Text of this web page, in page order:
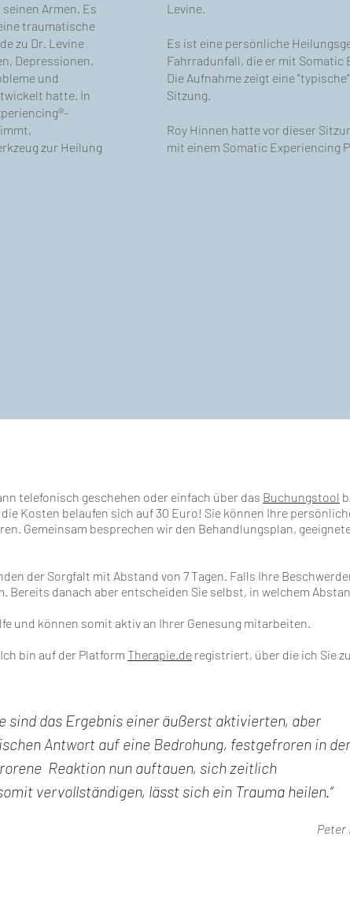
Armen. Es
traumatische
zu Dr. Levine
Depressionen,
und
hatte. In
zur Heilung
Levine.
Es ist eine persönliche
Fahrradunfall, die er mit
Die Aufnahme zeigt eine
Sitzung.
Roy Hinnen hatte vor dieser
mit einem Somatic Experiencing
telefonisch geschehen oder einfach über das Buchungstool
Kosten belaufen sich auf 30 Euro! Sie können Ihre
Gemeinsam besprechen wir den Behandlungsplan,
der Sorgfalt mit Abstand von 7 Tagen. Falls Ihre
Bereits danach aber entscheiden Sie selbst, in welchem
und können somit aktiv an Ihrer Genesung mitarbeiten.
bin auf der Platform Therapie.de registriert, über die ich Sie
sind das Ergebnis einer äußerst aktivierten, aber
Antwort auf eine Bedrohung, festgefroren in der
Reaktion nun auftauen, sich zeitlich
vervollständigen, lässt sich ein Trauma heilen.“
Peter